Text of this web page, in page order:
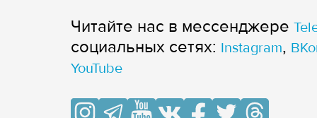
Читайте нас в мессенджере
cоциальных сетях: Instagram,
YouTube